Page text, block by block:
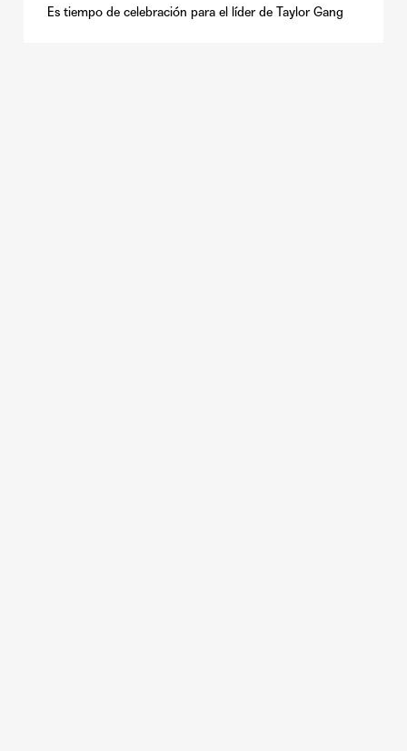
Es tiempo de celebración para el líder de Taylor Gang